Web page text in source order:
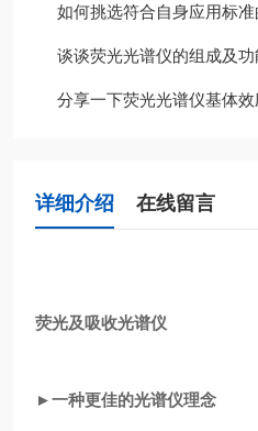
如何挑选符合自身应用标
谈谈荧光光谱仪的组成及功
分享一下荧光光谱仪基体
详细介绍 在线留言
荧光及吸收光谱仪
►一种更佳的光谱仪理念